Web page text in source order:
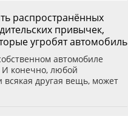
распространённых
привычек,
угробят автомобиль
автомобиле
конечно, любой
всякая другая вещь, может